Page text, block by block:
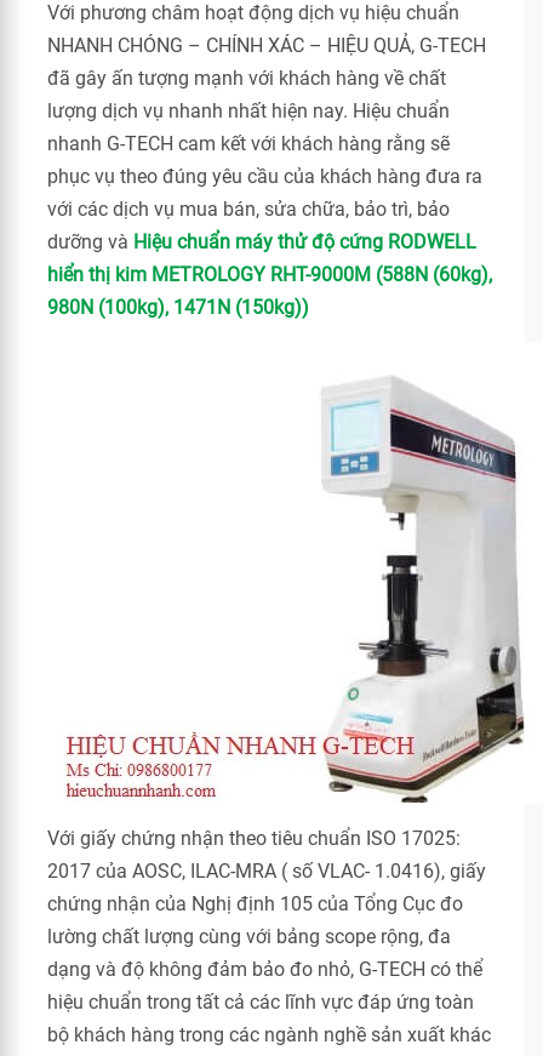
Với phương châm hoạt động dịch vụ hiệu chuẩn
NHANH CHÓNG – CHÍNH XÁC – HIỆU QUẢ, G-TECH
đã gây ấn tượng mạnh với khách hàng về chất
lượng dịch vụ nhanh nhất hiện nay. Hiệu chuẩn
nhanh G-TECH cam kết với khách hàng rằng sẽ
phục vụ theo đúng yêu cầu của khách hàng đưa ra
với các dịch vụ mua bán, sửa chữa, bảo trì, bảo
dưỡng và Hiệu chuẩn máy thử độ cứng RODWELL
hiển thị kim METROLOGY RHT-9000M (588N (60kg),
980N (100kg), 1471N (150kg))
Với giấy chứng nhận theo tiêu chuẩn ISO 17025:
2017 của AOSC, ILAC-MRA ( số VLAC- 1.0416), giấy
chứng nhận của Nghị định 105 của Tổng Cục đo
lường chất lượng cùng với bảng scope rộng, đa
dạng và độ không đảm bảo đo nhỏ, G-TECH có thể
hiệu chuẩn trong tất cả các lĩnh vực đáp ứng toàn
bộ khách hàng trong các ngành nghề sản xuất khác